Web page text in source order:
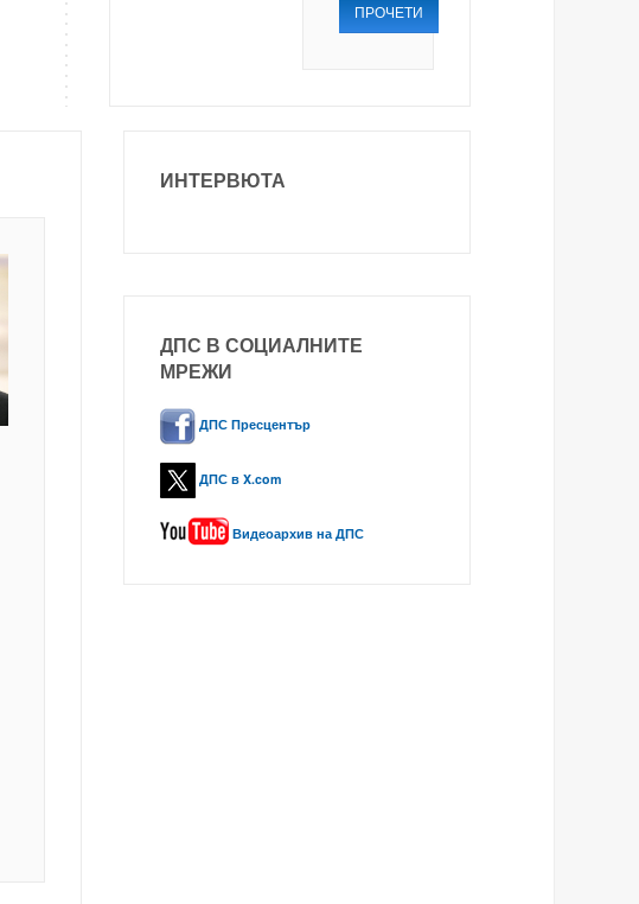
ПРОЧЕТИ
ИНТЕРВЮТА
ДПС В СОЦИАЛНИТЕ
МРЕЖИ
ДПС Пресцентър
ДПС в X.com
Видеоархив на ДПС